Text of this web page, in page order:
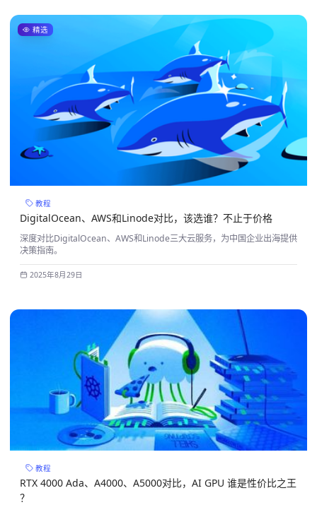
精选
教程
DigitalOcean、AWS和Linode对比，该选谁？不止于价格
深度对比DigitalOcean、AWS和Linode三大云服务，为中国企业出海提供
决策指南。
2025年8月29日
教程
RTX 4000 Ada、A4000、A5000对比，AI GPU 谁是性价比之王
？